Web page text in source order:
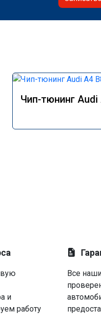
Чип-тюнинг Audi
и
работу
Все